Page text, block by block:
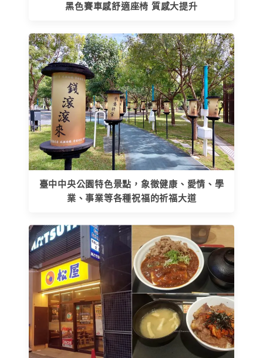
黑色賽車感舒適座椅 質感大提升
臺中中央公園特色景點，象徵健康、愛情、學
業、事業等各種祝福的祈福大道